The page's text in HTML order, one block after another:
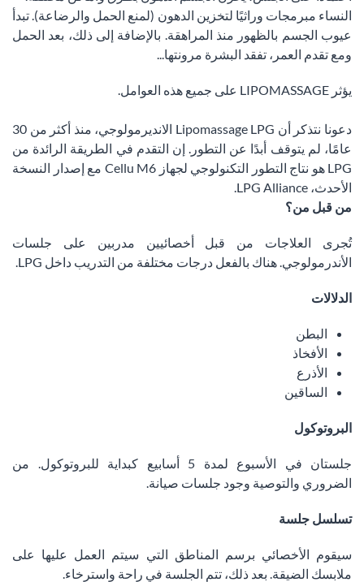
النساء مبرمجات وراثيًا لتخزين الدهون (لمنع الحمل والرضاعة). تبدأ
عيوب الجسم بالظهور منذ المراهقة. بالإضافة إلى ذلك، بعد الحمل
ومع تقدم العمر، تفقد البشرة مرونتها...
يؤثر LIPOMASSAGE على جميع هذه العوامل.
دعونا نتذكر أن Lipomassage LPG الانديرمولوجي، منذ أكثر من 30
عامًا، لم يتوقف أبدًا عن التطور. إن التقدم في الطريقة الرائدة من
LPG هو نتاج التطور التكنولوجي لجهاز Cellu M6 مع إصدار النسخة
الأحدث، LPG Alliance.
من قبل من؟
تُجرى العلاجات من قبل أخصائيين مدربين على جلسات
الأندرمولوجي. هناك بالفعل درجات مختلفة من التدريب داخل LPG.
الدلالات
البطن
الأفخاذ
الأذرع
الساقين
البروتوكول
جلستان في الأسبوع لمدة 5 أسابيع كبداية للبروتوكول. من
الضروري والتوصية وجود جلسات صيانة.
تسلسل جلسة
سيقوم الأخصائي برسم المناطق التي سيتم العمل عليها على
ملابسك الضيقة. بعد ذلك، تتم الجلسة في راحة واسترخاء.